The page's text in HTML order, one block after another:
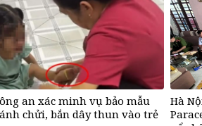
an xác minh vụ bảo mẫu
chửi, bắn dây thun vào trẻ
Hà